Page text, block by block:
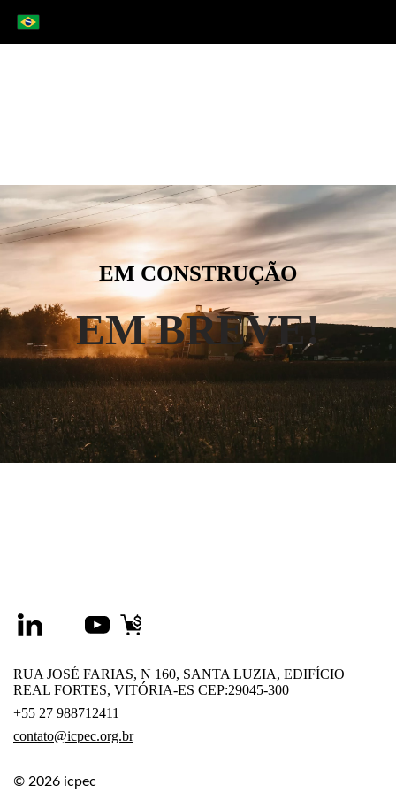
EM CONSTRUÇÃO
EM BREVE!
RUA JOSÉ FARIAS, N 160, SANTA LUZIA, EDIFÍCIO
REAL FORTES, VITÓRIA-ES CEP:29045-300
+55 27 988712411
contato@icpec.org.br
© 2026 icpec